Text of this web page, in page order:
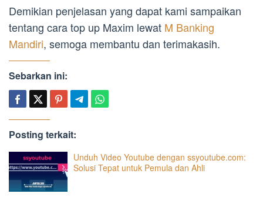
Demikian penjelasan yang dapat kami sampaikan
tentang cara top up Maxim lewat M Banking
Mandiri, semoga membantu dan terimakasih.
Sebarkan ini:
Posting terkait:
Unduh Video Youtube dengan ssyoutube.com:
Solusi Tepat untuk Pemula dan Ahli